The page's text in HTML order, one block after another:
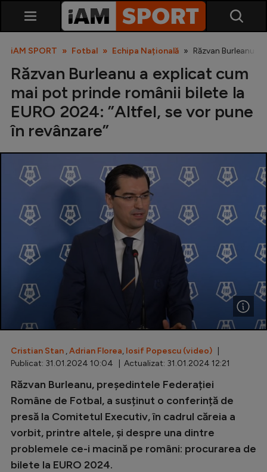
SuperLiga
Liga 2
Cupa României
Echipa Națională
Fotbal feminin
Inedit
Clasamente
Champions League
Europa League
Conference League
iAM SPORT Fotbal Echipa Națională Răzvan Burleanu
Răzvan Burleanu a explicat cum
mai pot prinde românii bilete la
EURO 2024: ”Altfel, se vor pune
în revânzare”
Cristian Stan ,Adrian Florea, Iosif Popescu (video)
Publicat: 31.01.2024 10:04 | Actualizat: 31.01.2024 12:21
Răzvan Burleanu, președintele Federației
Române de Fotbal, a susținut o conferință de
presă la Comitetul Executiv, în cadrul căreia a
vorbit, printre altele, și despre una dintre
problemele ce-i macină pe români: procurarea de
bilete la EURO 2024.